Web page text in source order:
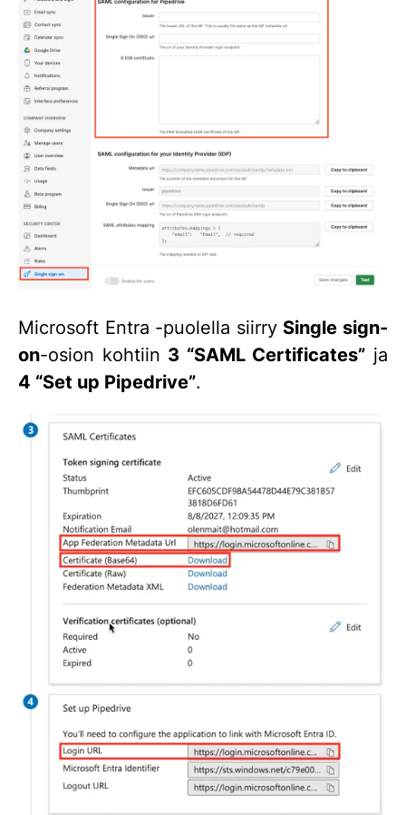
Microsoft Entra -puolella siirry Single sign-
on-osion kohtiin 3 “SAML Certificates” ja
4 “Set up Pipedrive”.